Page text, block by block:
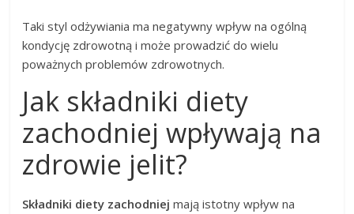
Taki styl odżywiania ma negatywny wpływ na ogólną
kondycję zdrowotną i może prowadzić do wielu
poważnych problemów zdrowotnych.
Jak składniki diety
zachodniej wpływają na
zdrowie jelit?
Składniki diety zachodniej mają istotny wpływ na